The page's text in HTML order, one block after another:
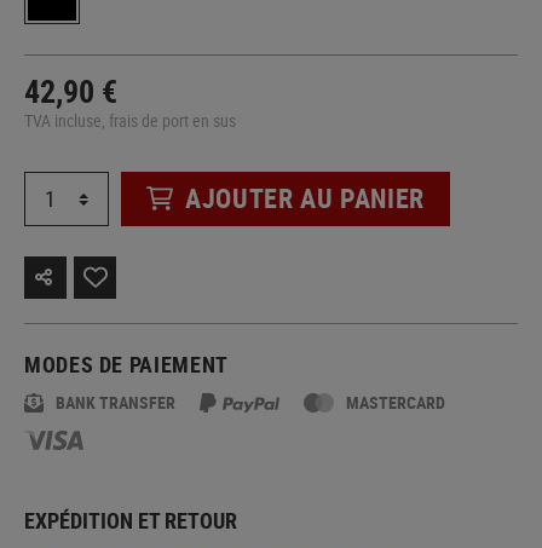
42,90 €
TVA incluse, frais de port en sus
AJOUTER AU PANIER
MODES DE PAIEMENT
BANK TRANSFER MASTERCARD
EXPÉDITION ET RETOUR